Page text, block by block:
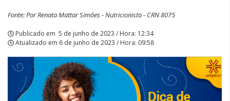
Fonte: Por Renata Mattar Simões - Nutricionista - CRN 8075
Publicado em 5 de junho de 2023 / Hora: 12:34
Atualizado em 6 de junho de 2023 / Hora: 09:58